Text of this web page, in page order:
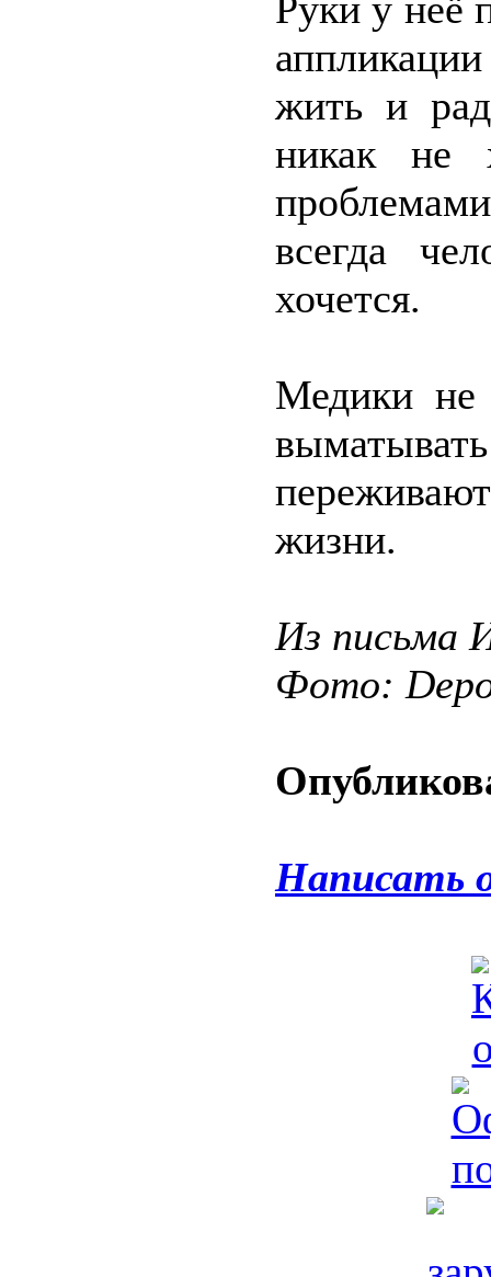
Руки у неё
жить и
никак не
всегда
хочется.
Медики
жизни.
Из письма
Фото:
Написать